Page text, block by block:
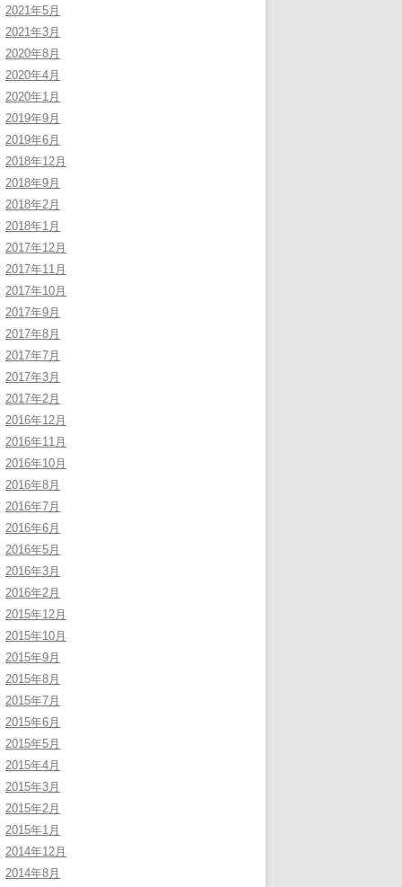
2021年5月
2021年3月
2020年8月
2020年4月
2020年1月
2019年9月
2019年6月
2018年12月
2018年9月
2018年2月
2018年1月
2017年12月
2017年11月
2017年10月
2017年9月
2017年8月
2017年7月
2017年3月
2017年2月
2016年12月
2016年11月
2016年10月
2016年8月
2016年7月
2016年6月
2016年5月
2016年3月
2016年2月
2015年12月
2015年10月
2015年9月
2015年8月
2015年7月
2015年6月
2015年5月
2015年4月
2015年3月
2015年2月
2015年1月
2014年12月
2014年8月